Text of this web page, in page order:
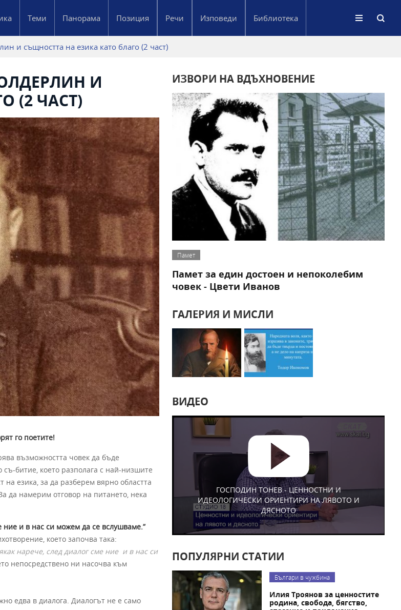
Теми Панорама Позиция Речи Изповеди Библиотека
и същността на езика като благо (2 част)
И
(2 ЧАСТ)
го поетите!
възможността човек да бъде
битие, което разполага с най-низшите
езика, за да разберем вярно областта
да намерим отговор на питането, нека
ние и в нас си можем да се вслушваме.”
което започва така:
нарече, след диалог сме ние и в нас си
непосредствено ни насочва към
едва в диалога. Диалогът не е само
ИЗВОРИ НА ВДЪХНОВЕНИЕ
Памет
Памет за един достоен и непоколебим
човек - Цвети Иванов
ГАЛЕРИЯ И МИСЛИ
ВИДЕО
ГОСПОДИН ТОНЕВ - ЦЕННОСТНИ И
ИДЕОЛОГИЧЕСКИ ОРИЕНТИРИ НА ЛЯВОТО И
ДЯСНОТО
ПОПУЛЯРНИ СТАТИИ
Българи в чужбина
Илия Троянов за ценностите
родина, свобода, бягство,